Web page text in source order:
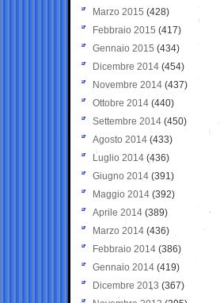
Marzo 2015 (428)
Febbraio 2015 (417)
Gennaio 2015 (434)
Dicembre 2014 (454)
Novembre 2014 (437)
Ottobre 2014 (440)
Settembre 2014 (450)
Agosto 2014 (433)
Luglio 2014 (436)
Giugno 2014 (391)
Maggio 2014 (392)
Aprile 2014 (389)
Marzo 2014 (436)
Febbraio 2014 (386)
Gennaio 2014 (419)
Dicembre 2013 (367)